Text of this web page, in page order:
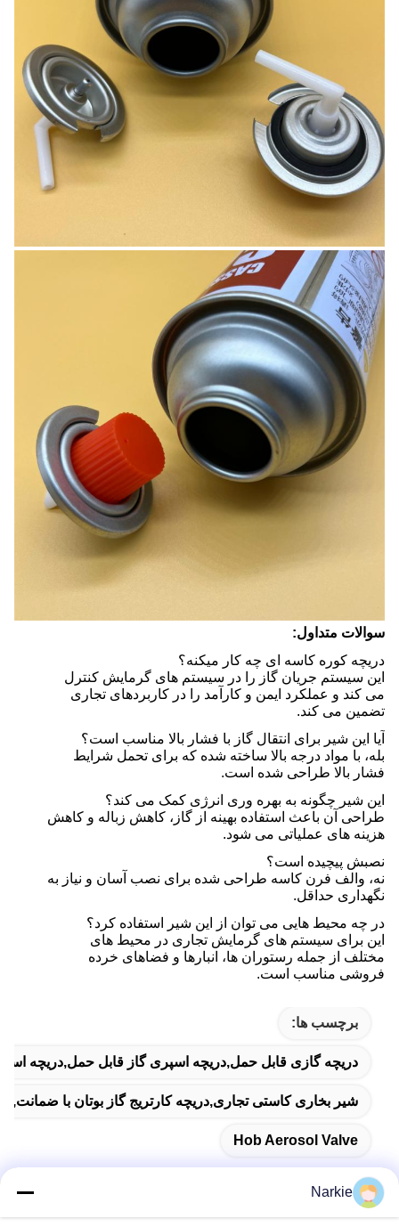
سوالات متداول:
دریچه کوره کاسه ای چه کار میکنه؟
این سیستم جریان گاز را در سیستم های گرمایش کنترل
می کند و عملکرد ایمن و کارآمد را در کاربردهای تجاری
تضمین می کند.
آیا این شیر برای انتقال گاز با فشار بالا مناسب است؟
بله، با مواد درجه بالا ساخته شده که برای تحمل شرایط
فشار بالا طراحی شده است.
این شیر چگونه به بهره وری انرژی کمک می کند؟
طراحی آن باعث استفاده بهینه از گاز، کاهش زباله و کاهش
هزینه های عملیاتی می شود.
نصبش پیچیده است؟
نه، والف فرن کاسه طراحی شده برای نصب آسان و نیاز به
نگهداری حداقل.
در چه محیط هایی می توان از این شیر استفاده کرد؟
این برای سیستم های گرمایش تجاری در محیط های
مختلف از جمله رستوران ها، انبارها و فضاهای خرده
فروشی مناسب است.
برچسب ها:
دریچه گازی قابل حمل,دریچه اسپری گاز قابل حمل,دریچه
شیر بخاری کاستی تجاری,دریچه کارتریج گاز بوتان با
Hob Aerosol Valve
Narkie